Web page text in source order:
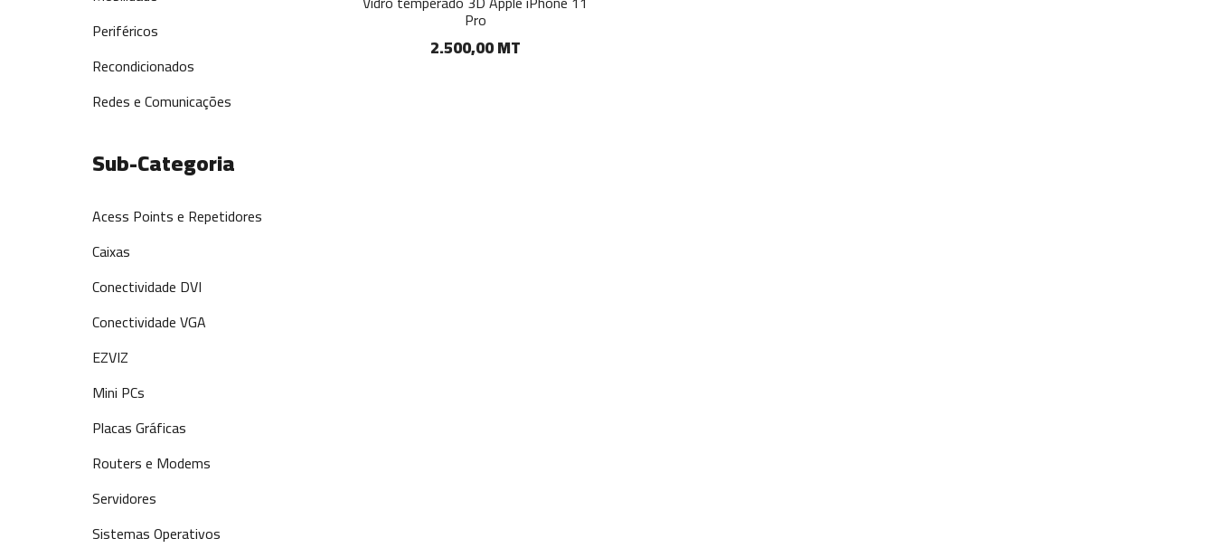
Periféricos
Recondicionados
Redes e Comunicações
Sub-Categoria
Acess Points e Repetidores
Caixas
Conectividade DVI
Conectividade VGA
EZVIZ
Mini PCs
Placas Gráficas
Routers e Modems
Servidores
Sistemas Operativos
Pro
2.500,00 MT